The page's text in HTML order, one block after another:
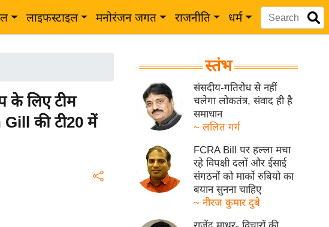
लाइफस्टाइल मनोरंजन जगत राजनीति धर्म
के लिए टीम
Gill की टी20 में
स्तंभ
संसदीय-गतिरोध से नहीं
चलेगा लोकतंत्र, संवाद ही है
समाधान
~ ललित गर्ग
FCRA Bill पर हल्ला मचा
रहे विपक्षी दलों और ईसाई
संगठनों को मार्को रुबियो का
बयान सुनना चाहिए
~ नीरज कुमार दुबे